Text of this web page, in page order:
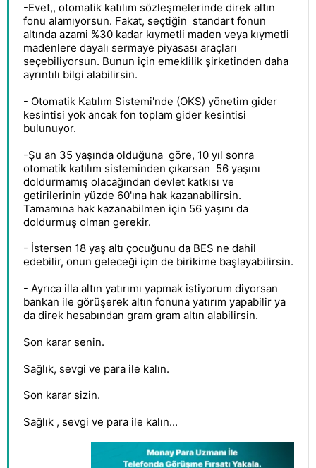
-Evet,, otomatik katılım sözleşmelerinde direk altın
fonu alamıyorsun. Fakat, seçtiğin standart fonun
altında azami %30 kadar kıymetli maden veya kıymetli
madenlere dayalı sermaye piyasası araçları
seçebiliyorsun. Bunun için emeklilik şirketinden daha
ayrıntılı bilgi alabilirsin.
- Otomatik Katılım Sistemi'nde (OKS) yönetim gider
kesintisi yok ancak fon toplam gider kesintisi
bulunuyor.
-Şu an 35 yaşında olduğuna göre, 10 yıl sonra
otomatik katılım sisteminden çıkarsan 56 yaşını
doldurmamış olacağından devlet katkısı ve
getirilerinin yüzde 60'ına hak kazanabilirsin.
Tamamına hak kazanabilmen için 56 yaşını da
doldurmuş olman gerekir.
- İstersen 18 yaş altı çocuğunu da BES ne dahil
edebilir, onun geleceği için de birikime başlayabilirsin.
- Ayrıca illa altın yatırımı yapmak istiyorum diyorsan
bankan ile görüşerek altın fonuna yatırım yapabilir ya
da direk hesabından gram gram altın alabilirsin.
Son karar senin.
Sağlık, sevgi ve para ile kalın.
Son karar sizin.
Sağlık , sevgi ve para ile kalın...